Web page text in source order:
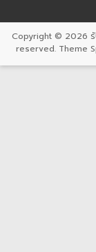
Copyright © 2026
reserved. Theme